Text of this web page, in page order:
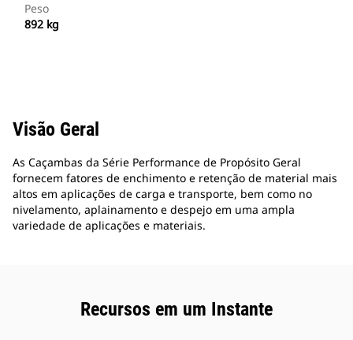
Peso
892 kg
Visão Geral
As Caçambas da Série Performance de Propósito Geral
fornecem fatores de enchimento e retenção de material mais
altos em aplicações de carga e transporte, bem como no
nivelamento, aplainamento e despejo em uma ampla
variedade de aplicações e materiais.
Recursos em um Instante